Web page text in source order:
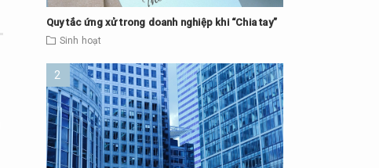
Quy tắc ứng xử trong doanh nghiệp khi “Chia tay”
Sinh hoạt